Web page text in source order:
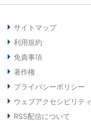
サイトマップ
利用規約
免責事項
著作権
プライバシーポリシー
ウェブアクセシビリティ
RSS配信について